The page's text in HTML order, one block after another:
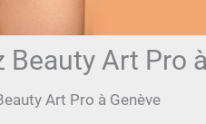
Art Pro
Art Pro à Genève